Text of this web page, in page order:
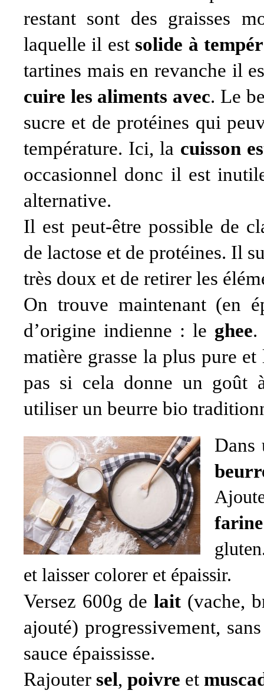
restant sont des graisses
laquelle il est solide à
tartines mais en revanche il
cuire les aliments avec. Le
sucre et de protéines qui
température. Ici, la cuisson
occasionnel donc il est
alternative.
Il est peut-être possible de
de lactose et de protéines. Il
très doux et de retirer les
On trouve maintenant (en
d’origine indienne : le ghee.
matière grasse la plus pure
pas si cela donne un goût
utiliser un beurre bio
Dans
gluten
et laisser colorer et épaissir.
Versez 600g delait (vache,
ajouté) progressivement,
sauce épaississe.
Rajouter sel, poivre et